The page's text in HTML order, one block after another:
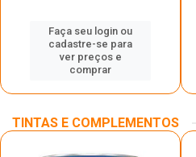
Faça seu login ou
cadastre-se para
ver preços e
comprar
TINTAS E COMPLEMENTOS